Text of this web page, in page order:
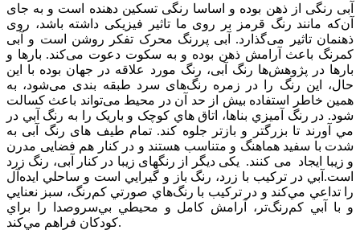
آبی رنگی از ذهن بوده و اساسا رنگی تسکین دهنده است و به جای
آن‌که مانند رنگ قرمز بر روی ما تاثیر فیزیکی داشته باشد، روی
ذهنمان تاثیر می‌گذارد. آبی پررنگ محرک تفکر روشن است و آبی
کمرنگ باعث آرامش ذهن بوده و به سکوت دعوت می‌کند. بارها و
بارها در پژوهش‌ها رنگ آبی، رنگ مورد علاقه در جهان بوده با این
حال، این رنگ را در زمره رنگ‌های سرد طبقه بندی می‌شود، به
همین خاطر استفاده بیش از حد آن در محیط می‌تواند باعث کسالت
شود. در رنگ آميزي بناها، اتاق هاي کوچک و باريک را به رنگ آبي در
مي آورند تا بزرگتر و بازتر جلوه کند. تمام طیف های رنگ آبی به
شدت با سفید هماهنگ و متناسب هستند و در کنار هم فضایی مدرن
و زیبا ایجاد می کنند. یکی دیگر از رنگهای زیبا در کنار آبی، رنگ زرد
است.آبي در تركيب با زرد، رنگ باز و گيرايي است و ساحلي ايده‌آل
را تداعي مي‌كند و در تركيب با رنگ‌هاي صورتي كم‌رنگ، سبز نعنايي
و با آبي كم‌رنگ‌تر، آرامش ‌كامل و محيطي بي‌سروصدا را براي
كودكان فراهم مي‌كند.